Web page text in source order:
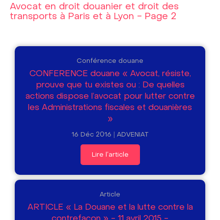
Avocat en droit douanier et droit des
transports à Paris et à Lyon - Page 2
Conférence douane
CONFERENCE douane « Avocat, résiste,
prouve que tu existes ou : De quelles
actions dispose l’avocat pour lutter contre
les Administrations fiscales et douanières
»
16 Déc 2016 ADVENIAT
Lire l'article
Article
ARTICLE « La Douane et la lutte contre la